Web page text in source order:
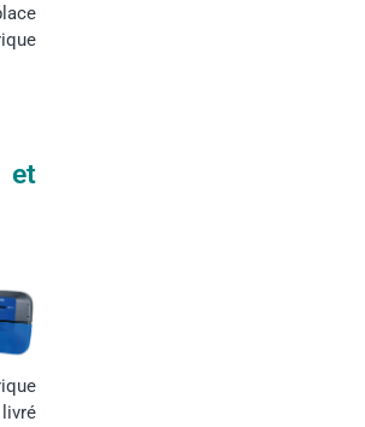
et